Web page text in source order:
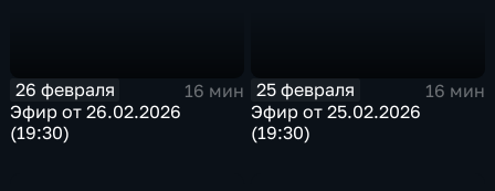
26 февраля
16 мин
Эфир от 26.02.2026
(19:30)
25 февраля
16 мин
Эфир от 25.02.2026
(19:30)